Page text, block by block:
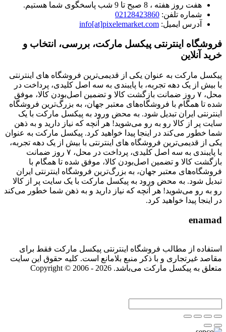
هفت روز هفته ، 8 صبح تا 9 شب پاسخگوی شما هستیم.
شماره تلفن: 02128423860
آدرس ایمیل: info[at]pixelemarket.com
فروشگاه اینترنتی پیکسل مارکت، بررسی، انتخاب و
خرید آنلاین
پیکسل مارکت به عنوان یکی از قدیمی‌ترین فروشگاه های اینترنتی
با بیش از یک دهه تجربه، با پایبندی به سه اصل کلیدی، پرداخت در
محل، ۷ روز ضمانت بازگشت کالا و تضمین اصل‌بودن کالا، موفق
شده تا همگام با فروشگاه‌های معتبر جهان، به بزرگ‌ترین فروشگاه
اینترنتی ایران تبدیل شود. به محض ورود به پیکسل مارکت با یک
سایت پر از کالا رو به رو می‌شوید! هر آنچه که نیاز دارید و به ذهن
شما خطور می‌کند در اینجا پیدا خواهید کرد. پیکسل مارکت به عنوان
یکی از قدیمی‌ترین فروشگاه های اینترنتی با بیش از یک دهه تجربه،
با پایبندی به سه اصل کلیدی، پرداخت در محل، ۷ روز ضمانت
بازگشت کالا و تضمین اصل‌بودن کالا، موفق شده تا همگام با
فروشگاه‌های معتبر جهان، به بزرگ‌ترین فروشگاه اینترنتی ایران
تبدیل شود. به محض ورود به پیکسل مارکت با یک سایت پر از کالا
رو به رو می‌شوید! هر آنچه که نیاز دارید و به ذهن شما خطور می‌کند
در اینجا پیدا خواهید کرد.
enamad
استفاده از مطالب فروشگاه اینترنتی پیکسل مارکت فقط برای
مقاصد غیرتجاری و با ذکر منبع بلامانع است. کلیه حقوق این سایت
متعلق به پیکسل مارکت می‌باشد. Copyright © 2006 - 2026